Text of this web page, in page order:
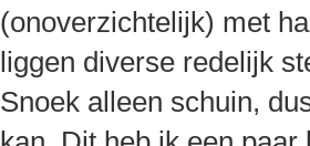
(onoverzichtelijk) met
liggen diverse redelijk
Snoek alleen schuin,